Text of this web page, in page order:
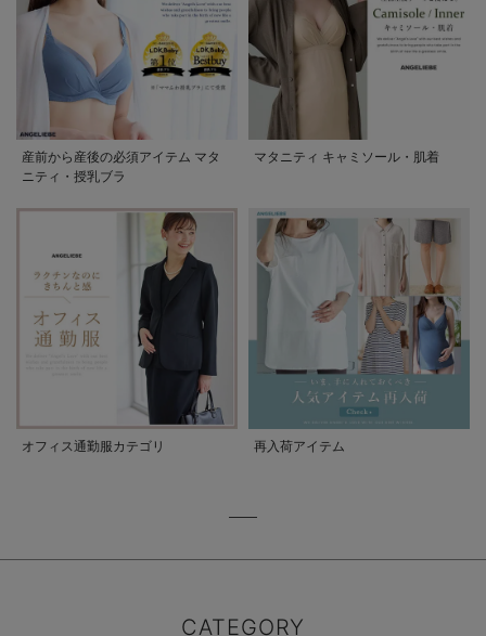
産前から産後の必須アイテム マタ
ニティ・授乳ブラ
マタニティ キャミソール・肌着
オフィス通勤服カテゴリ 再入荷アイテム
CATEGORY